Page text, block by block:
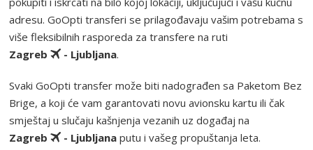
adresu. GoOpti transferi se prilagođavaju vašim potrebama s
više fleksibilnih rasporeda za transfere na ruti
Zagreb
- Ljubljana.
Svaki GoOpti transfer može biti nadograđen sa Paketom Bez
Brige, a koji će vam garantovati novu avionsku kartu ili čak
smještaj u slučaju kašnjenja vezanih uz događaj na
Zagreb
- Ljubljana putu i vašeg propuštanja leta.